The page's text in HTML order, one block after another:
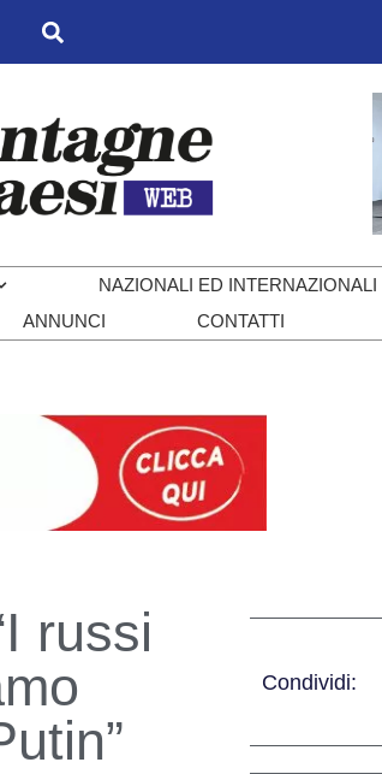
NAZIONALI ED INTERNAZIONALI
ANNUNCI CONTATTI
russi
Condividi: